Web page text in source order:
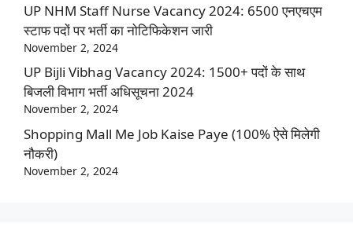
UP NHM Staff Nurse Vacancy 2024: 6500 एनएचएम
स्टाफ पदों पर भर्ती का नोटिफिकेशन जारी
November 2, 2024
UP Bijli Vibhag Vacancy 2024: 1500+ पदों के साथ
बिजली विभाग भर्ती अधिसूचना 2024
November 2, 2024
Shopping Mall Me Job Kaise Paye (100% ऐसे मिलेगी
नौकरी)
November 2, 2024